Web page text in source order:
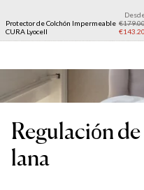
Protector de Colchón Impermeable
CURA Lyocell
€143.20
Regulación
lana